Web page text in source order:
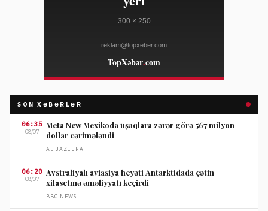
SON XƏBƏRLƏR
06:35
08/07
Meta New Mexikoda uşaqlara zərər görə 567 milyon
dollar cərimələndi
AL JAZEERA
06:20
08/07
Avstraliyalı aviasiya heyəti Antarktidada çətin
xilasetmə əməliyyatı keçirdi
BBC NEWS